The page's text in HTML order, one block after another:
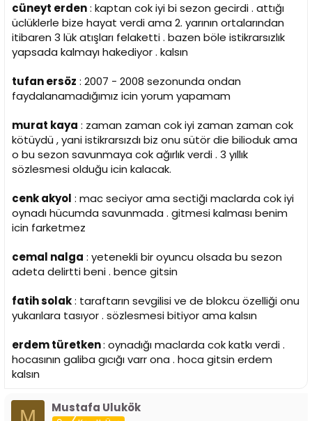
cüneyt erden: kaptan cok iyi bi sezon gecirdi . attığı
üclüklerle bize hayat verdi ama 2. yarının ortalarından
itibaren 3 lük atışları felaketti . bazen böle istikrarsızlık
yapsada kalmayı hakediyor . kalsın
tufan ersöz : 2007 - 2008 sezonunda ondan
faydalanamadığımız icin yorum yapamam
murat kaya : zaman zaman cok iyi zaman zaman cok
kötüydü , yani istikrarsızdı biz onu sütör die bilioduk ama
o bu sezon savunmaya cok ağırlık verdi . 3 yıllık
sözlesmesi olduğu icin kalacak.
cenk akyol : mac seciyor ama sectiği maclarda cok iyi
oynadı hücumda savunmada . gitmesi kalması benim
icin farketmez
cemal nalga : yetenekli bir oyuncu olsada bu sezon
adeta delirtti beni . bence gitsin
fatih solak: taraftarın sevgilisi ve de blokcu özelliği onu
yukarılara tasıyor . sözlesmesi bitiyor ama kalsın
erdem türetken: oynadığı maclarda cok katkı verdi .
hocasının galiba gıcığı varr ona . hoca gitsin erdem
kalsın
Mustafa Ulukök